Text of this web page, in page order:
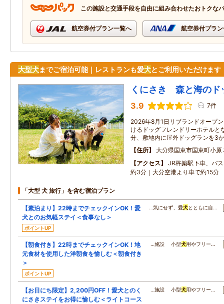
この施設と交通手段を自由に組み合わせたおトクな
航空券付プラン一覧へ 航空券付プラ
大型犬までご宿泊可能｜レストランも愛犬とご利用いただけます
くにさき 森と海のド
3.9 7件
2026年8月1日リブランドオープ
けるドッグフレンドリーホテルと
分、敷地内に屋外ドッグランを3
住所
大分県国東市国東町小原
アクセス
JR杵築駅下車、バ
約3分｜大分空港より車で約15分
「大型 犬 旅行」を含む宿泊プラン
【素泊まり】22時までチェックインOK！愛
犬とのお気軽ステイ＜食事なし＞
ポイントUP
…気にせず、愛犬とともに自…
【朝食付き】22時までチェックインOK！地
元食材を使用した洋朝食を愉しむ＜朝食付き
＞
ポイントUP
…施設 小型犬用やフリー…
【お日にち限定】2,200円OFF！愛犬とのく
にさきステイをお得に愉しむ＜ライトコース
…施設 小型犬用やフリー…